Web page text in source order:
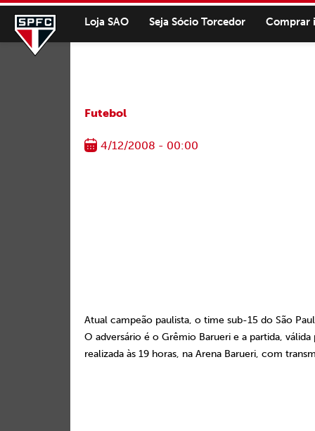
Loja SAO Seja Sócio Torcedor Comprar
Futebol
4/12/2008 - 00:00
Atual campeão paulista, o time sub-15 do São
O adversário é o Grêmio Barueri e a partida,
realizada às 19 horas, na Arena Barueri, com